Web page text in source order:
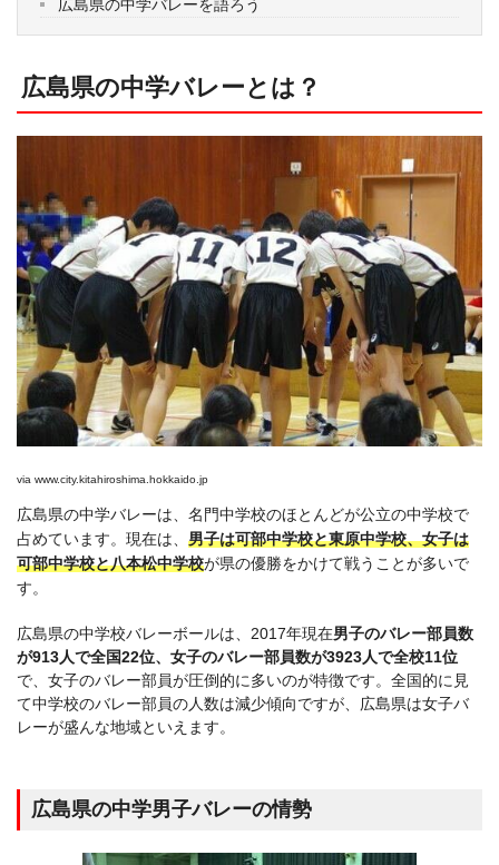
広島県の中学バレーを語ろう
広島県の中学バレーとは？
via www.city.kitahiroshima.hokkaido.jp
広島県の中学バレーは、名門中学校のほとんどが公立の中学校で
占めています。現在は、 男子は可部中学校と東原中学校、女子は
可部中学校と八本松中学校が県の優勝をかけて戦うことが多いで
す。
広島県の中学校バレーボールは、2017年現在男子のバレー部員数
が913人で全国22位、女子のバレー部員数が3923人で全校11位
で、女子のバレー部員が圧倒的に多いのが特徴です。全国的に見
て中学校のバレー部員の人数は減少傾向ですが、広島県は女子バ
レーが盛んな地域といえます。
広島県の中学男子バレーの情勢